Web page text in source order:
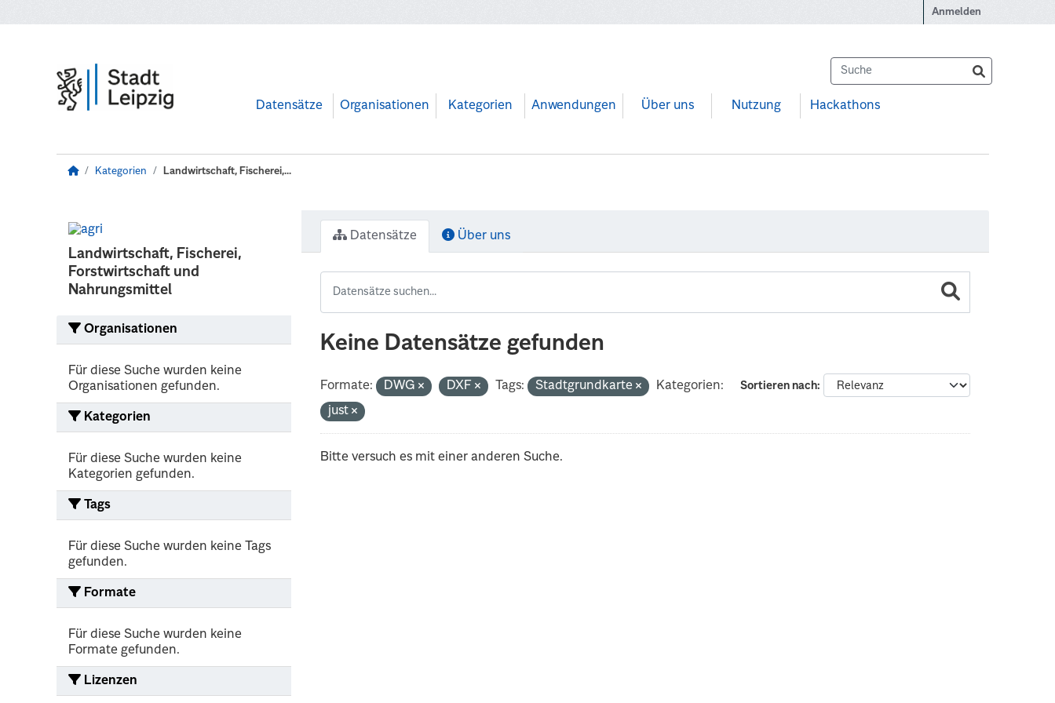
Anmelden
Datensätze Organisationen Kategorien Anwendungen Über uns Nutzung Hackathons
Kategorien Landwirtschaft, Fischerei,...
Landwirtschaft, Fischerei,
Forstwirtschaft und
Nahrungsmittel
Organisationen
Für diese Suche wurden keine
Organisationen gefunden.
Kategorien
Für diese Suche wurden keine
Kategorien gefunden.
Tags
Für diese Suche wurden keine Tags
gefunden.
Formate
Für diese Suche wurden keine
Formate gefunden.
Lizenzen
Datensätze Über uns
Keine Datensätze gefunden
Sortieren nach
Formate: DWG DXF Tags: Stadtgrundkarte
Kategorien:
just
Bitte versuch es mit einer anderen Suche.